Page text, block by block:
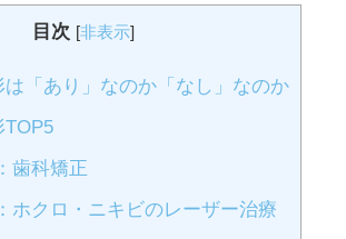
目次 [非表示]
「あり」なのか「なし」なのか
TOP5
歯科矯正
ホクロ・ニキビのレーザー治療